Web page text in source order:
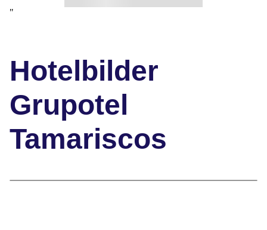
"
Hotelbilder
Grupotel
Tamariscos